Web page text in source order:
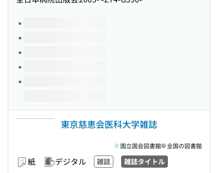
このタイトルの巻号
東京慈恵会医科大学雑誌
紙 デジタル 雑誌 雑誌タイトル
国立国会図書館 全国の図書館